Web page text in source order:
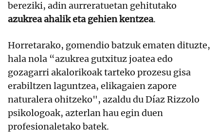
bereziki, adin aurreratuetan gehitutako
azukrea ahalik eta gehien kentzea.
Horretarako, gomendio batzuk ematen dituzte,
hala nola “azukrea gutxituz joatea edo
gozagarri akalorikoak tarteko prozesu gisa
erabiltzen laguntzea, elikagaien zapore
naturalera ohitzeko", azaldu du Díaz Rizzolo
psikologoak, azterlan hau egin duen
profesionaletako batek.